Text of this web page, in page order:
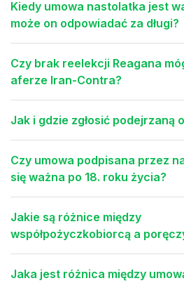
Kiedy umowa nastolatka jest
może on odpowiadać za długi?
Czy brak reelekcji Reagana
aferze Iran-Contra?
Jak i gdzie zgłosić podejrzaną
Czy umowa podpisana przez
się ważna po 18. roku życia?
Jakie są różnice między
współpożyczkobiorcą a
Jaka jest różnica między